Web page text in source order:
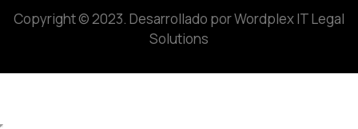
Copyright © 2023. Desarrollado por Wordplex IT Legal
Solutions